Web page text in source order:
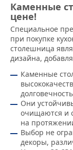
Каменные
цене!
Специальное
при покупке
столешница
дизайна,
Каменные
Они
очищаются и
на
Выбор не
декоры,